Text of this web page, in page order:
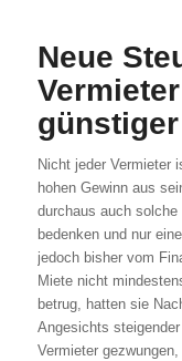
Neue
Nicht jeder Vermieter
hohen Gewinn aus
durchaus auch
bedenken und nur
jedoch bisher vom
Miete nicht
betrug, hatten sie
Angesichts
Vermieter